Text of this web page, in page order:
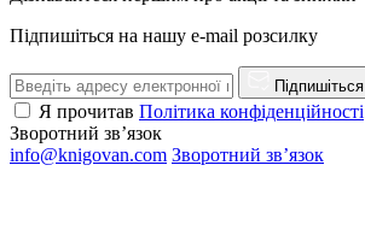
Підпишіться на нашу e-mail розсилку
Підпишіться
Я прочитав Політика конфіденційності
Зворотний зв’язок
info@knigovan.com Зворотний зв’язок